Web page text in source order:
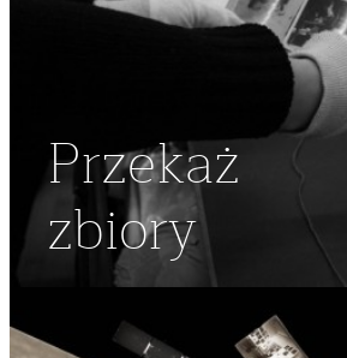
Przekaż
zbiory